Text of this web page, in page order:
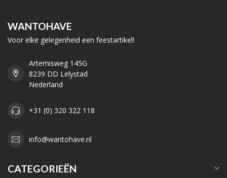
WANTOHAVE
Voor elke gelegenheid een feestartikel!
Artemisweg 145G
8239 DD Lelystad
Nederland
+31 (0) 320 322 118
info@wantohave.nl
CATEGORIEËN